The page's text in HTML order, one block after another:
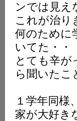
ンでは見え
これが治り
何のために
いてた・・
とても辛が
ら聞いたこ
１学年同様
家が大好き